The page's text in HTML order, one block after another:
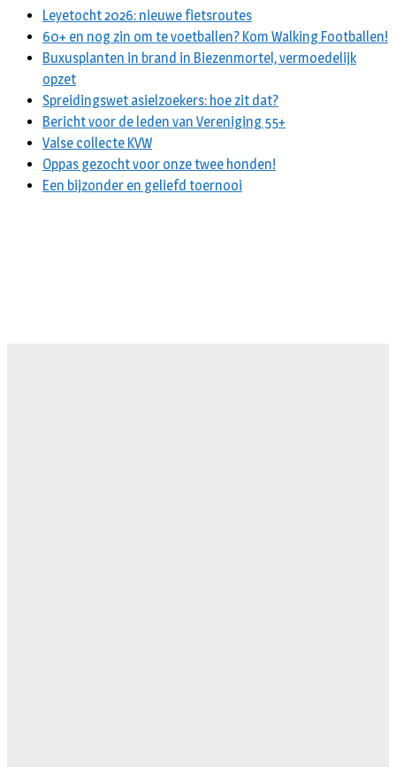
Leyetocht 2026: nieuwe fietsroutes
60+ en nog zin om te voetballen? Kom Walking Footballen!
Buxusplanten in brand in Biezenmortel, vermoedelijk
opzet
Spreidingswet asielzoekers: hoe zit dat?
Bericht voor de leden van Vereniging 55+
Valse collecte KVW
Oppas gezocht voor onze twee honden!
Een bijzonder en geliefd toernooi